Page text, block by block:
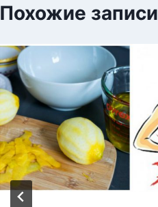
Похожие записи